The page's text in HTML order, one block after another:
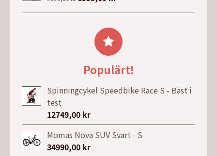
829,00 kr.629,00 kr.
ursprungliga
9999,00 kr.
nuvarande
är:
6999,00 kr.
Populärt!
Spinningcykel Speedbike Race S - Bäst i
test
12749,00 kr
Momas Nova SUV Svart - S
34990,00 kr